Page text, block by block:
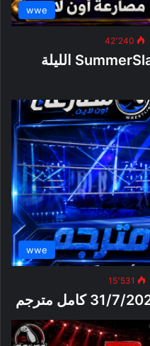
wwe
42٬240
عرض سمر سلام SummerSlam 2026 الليلة
wwe
15٬531